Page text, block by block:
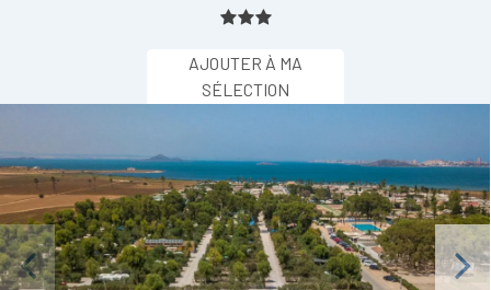
AJOUTER À MA
SÉLECTION
Next